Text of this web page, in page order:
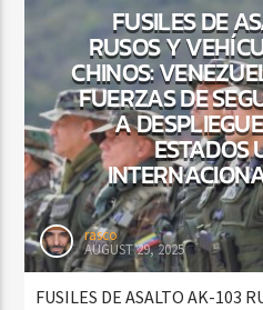
FUSILES DE
RUSOS Y
CHINOS:
FUERZAS DE
A
ESTADOS
rasco
AUGUST 29, 2025
FUSILES DE ASALTO AK-103